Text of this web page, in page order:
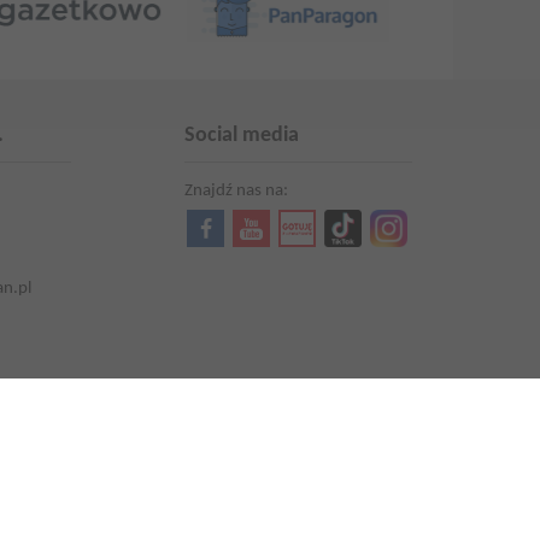
Social media
Znajdź nas na: